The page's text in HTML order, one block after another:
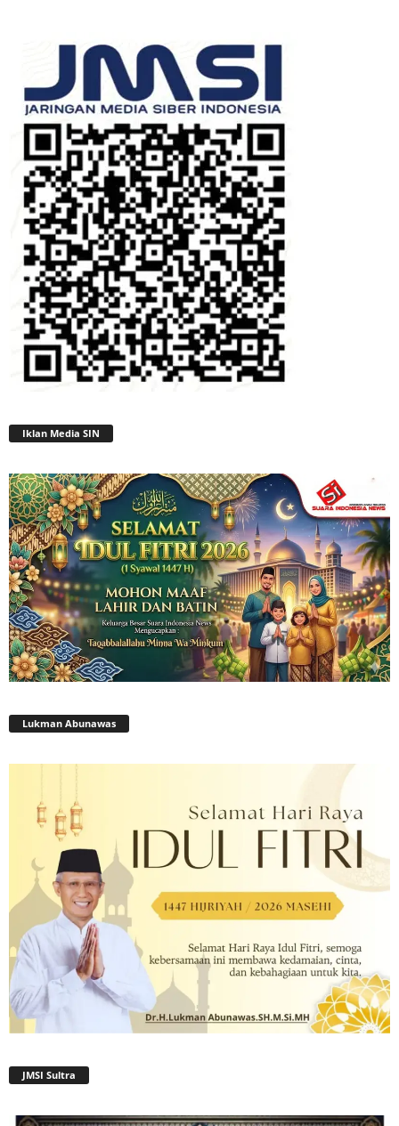
Iklan Media SIN
Lukman Abunawas
JMSI Sultra